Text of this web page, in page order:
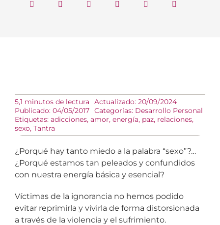
5,1 minutos de lectura
Actualizado: 20/09/2024
Publicado: 04/05/2017 Categorías: Desarrollo Personal
Etiquetas: adicciones, amor, energía, paz, relaciones,
sexo, Tantra
¿Porqué hay tanto miedo a la palabra “sexo”?…
¿Porqué estamos tan peleados y confundidos
con nuestra energía básica y esencial?
Víctimas de la ignorancia no hemos podido
evitar reprimirla y vivirla de forma distorsionada
a través de la violencia y el sufrimiento.